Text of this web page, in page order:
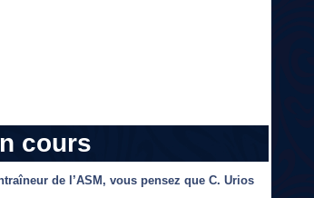
cours
de l’ASM, vous pensez que C. Urios